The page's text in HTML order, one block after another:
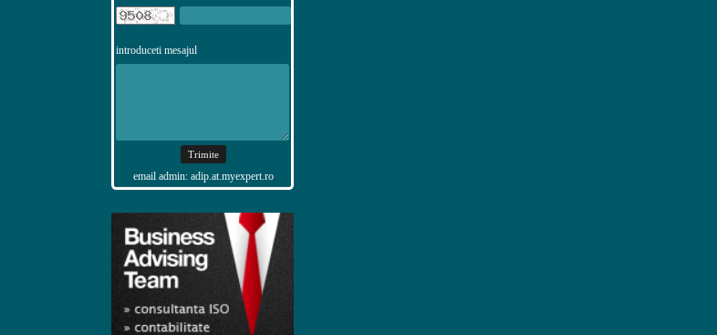
introduceti mesajul
email admin: adip.at.myexpert.ro